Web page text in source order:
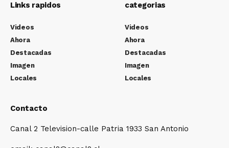
Links rapidos
Videos
Ahora
Destacadas
Imagen
Locales
categorias
Videos
Ahora
Destacadas
Imagen
Locales
Contacto
Canal 2 Television-calle Patria 1933 San Antonio